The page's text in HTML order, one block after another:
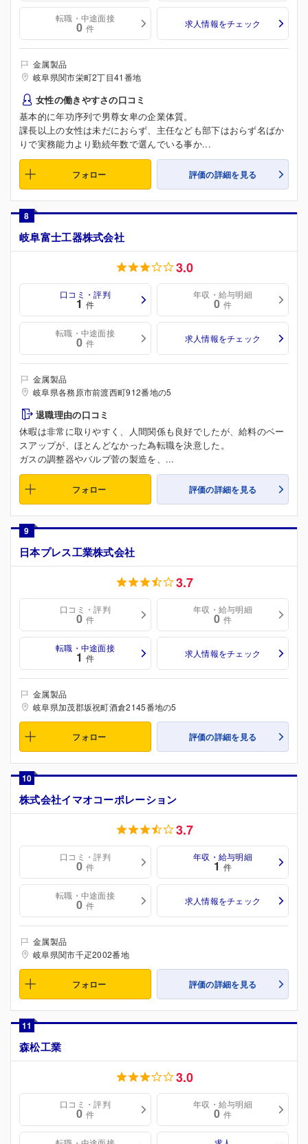
転職・中途面接
0 件 求人情報をチェック
金属製品
岐阜県関市栄町2丁目41番地
女性の働きやすさの口コミ
基本的に年功序列で男尊女卑の企業体質。
課長以上の女性は未だにおらず、主任なども部下はおらず名ばか
りで実務能力より勤続年数で選んでいる事か...
フォロー 評価の詳細を見る
8
岐阜富士工器株式会社
3.0
口コミ・評判
1 件
年収・給与明細
0 件
転職・中途面接
0 件 求人情報をチェック
金属製品
岐阜県各務原市前渡西町912番地の5
退職理由の口コミ
休暇は非常に取りやすく、人間関係も良好でしたが、給料のベー
スアップが、ほとんどなかった為転職を決意した。
ガスの調整器やバルブ菅の製造を、...
フォロー 評価の詳細を見る
9
日本プレス工業株式会社
3.7
口コミ・評判
0 件
年収・給与明細
0 件
転職・中途面接
1 件 求人情報をチェック
金属製品
岐阜県加茂郡坂祝町酒倉2145番地の5
フォロー 評価の詳細を見る
10
株式会社イマオコーポレーション
3.7
口コミ・評判
0 件
年収・給与明細
1 件
転職・中途面接
0 件 求人情報をチェック
金属製品
岐阜県関市千疋2002番地
フォロー 評価の詳細を見る
11
森松工業
3.0
口コミ・評判
0 件
年収・給与明細
0 件